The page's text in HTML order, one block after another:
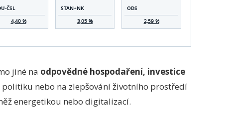
ČSL
4,40 %
STAN+NK
3,05 %
ODS
2,59 %
jiné na odpovědné hospodaření, investice
politiku nebo na zlepšování životního prostředí
energetikou nebo digitalizací.